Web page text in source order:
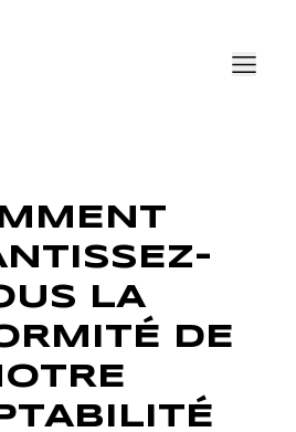
LA
DE